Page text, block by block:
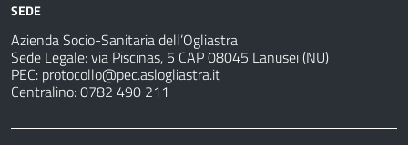
SEDE
Azienda Socio-Sanitaria dell’Ogliastra
Sede Legale: via Piscinas, 5 CAP 08045 Lanusei (NU)
PEC: protocollo@pec.aslogliastra.it
Centralino: 0782 490 211